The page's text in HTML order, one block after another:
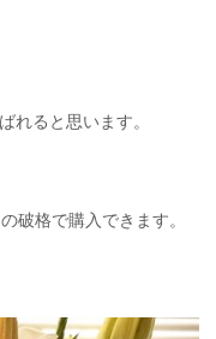
れると思います。
破格で購入できます。